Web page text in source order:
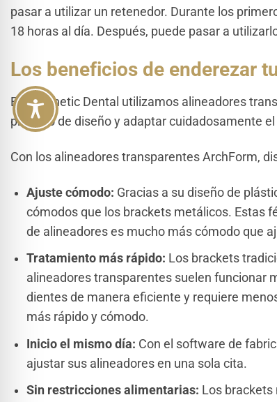
pasar a utilizar un retenedor. Durante los
18 horas al día. Después, puede pasar a
Los beneficios de enderezar
En Aesthetic Dental utilizamos alineadores
proceso de diseño y adaptar cuidadosamente
Con los alineadores transparentes ArchForm,
Ajuste cómodo: Gracias a su diseño de
cómodos que los brackets metálicos. Estas
de alineadores es mucho más cómodo que
Tratamiento más rápido: Los brackets
alineadores transparentes suelen funcionar
dientes de manera eficiente y requiere
más rápido y cómodo.
Inicio el mismo día: Con el software de
ajustar sus alineadores en una sola cita.
Sin restricciones alimentarias: Los